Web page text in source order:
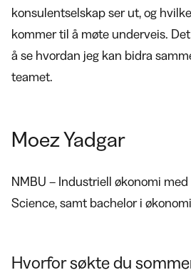
konsulentselskap ser ut, og
kommer til å møte underveis.
å se hvordan jeg kan bidra
teamet.
Moez Yadgar
NMBU – Industriell økonomi
Science, samt bachelor i
Hvorfor søkte du